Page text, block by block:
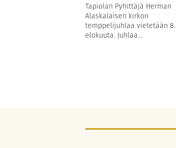
Tapiolan Pyhittäjä Herman
Alaskalaisen kirkon
temppelijuhlaa vietetään
elokuuta. Juhlaa...